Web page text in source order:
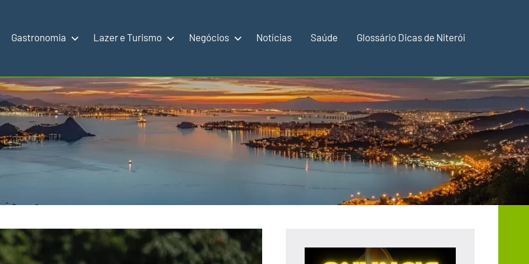
Gastronomia Lazer e Turismo Negócios Notícias Saúde Glossário Dicas de Niterói